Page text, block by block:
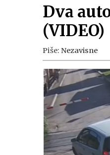
Dva
(VIDEO)
Piše: Nezavisne